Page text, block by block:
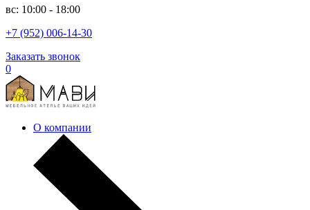
вс: 10:00 - 18:00
+7 (952) 006-14-30
Заказать звонок
0
О компании